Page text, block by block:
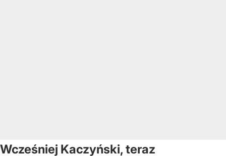
Wcześniej Kaczyński, teraz